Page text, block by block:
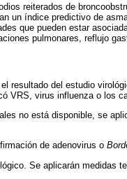
reiterados de
un índice predictivo de
que pueden estar
pulmonares, reflujo
resultado del estudio
VRS, virus influenza o los
no está disponible, se
de adenovirus o
Se aplicarán medidas